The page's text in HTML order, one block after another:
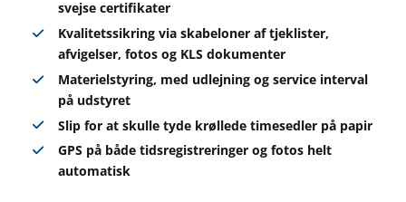
svejse certifikater
Kvalitetssikring via skabeloner af tjeklister,
afvigelser, fotos og KLS dokumenter
Materielstyring, med udlejning og service interval
på udstyret
Slip for at skulle tyde krøllede timesedler på papir
GPS på både tidsregistreringer og fotos helt
automatisk